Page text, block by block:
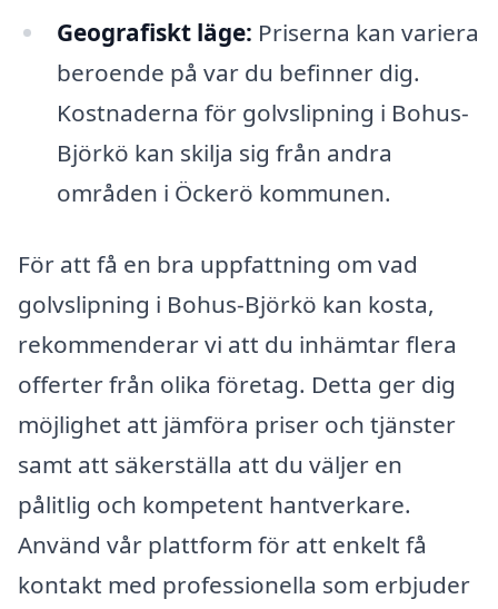
Geografiskt läge: Priserna kan variera
beroende på var du befinner dig.
Kostnaderna för golvslipning i Bohus-
Björkö kan skilja sig från andra
områden i Öckerö kommunen.
För att få en bra uppfattning om vad
golvslipning i Bohus-Björkö kan kosta,
rekommenderar vi att du inhämtar flera
offerter från olika företag. Detta ger dig
möjlighet att jämföra priser och tjänster
samt att säkerställa att du väljer en
pålitlig och kompetent hantverkare.
Använd vår plattform för att enkelt få
kontakt med professionella som erbjuder